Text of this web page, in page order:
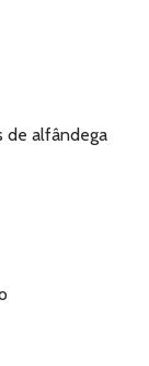
de alfândega